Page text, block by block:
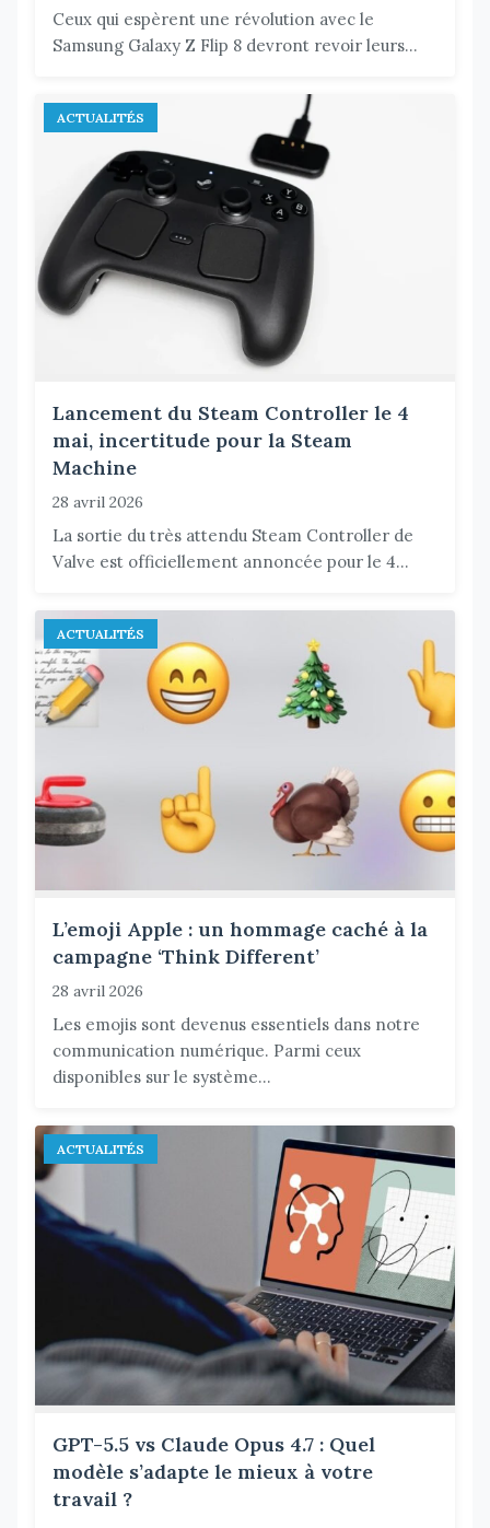
Ceux qui espèrent une révolution avec le
Samsung Galaxy Z Flip 8 devront revoir leurs...
ACTUALITÉS
Lancement du Steam Controller le 4
mai, incertitude pour la Steam
Machine
28 avril 2026
La sortie du très attendu Steam Controller de
Valve est officiellement annoncée pour le 4...
ACTUALITÉS
L’emoji Apple : un hommage caché à la
campagne ‘Think Different’
28 avril 2026
Les emojis sont devenus essentiels dans notre
communication numérique. Parmi ceux
disponibles sur le système...
ACTUALITÉS
GPT-5.5 vs Claude Opus 4.7 : Quel
modèle s’adapte le mieux à votre
travail ?